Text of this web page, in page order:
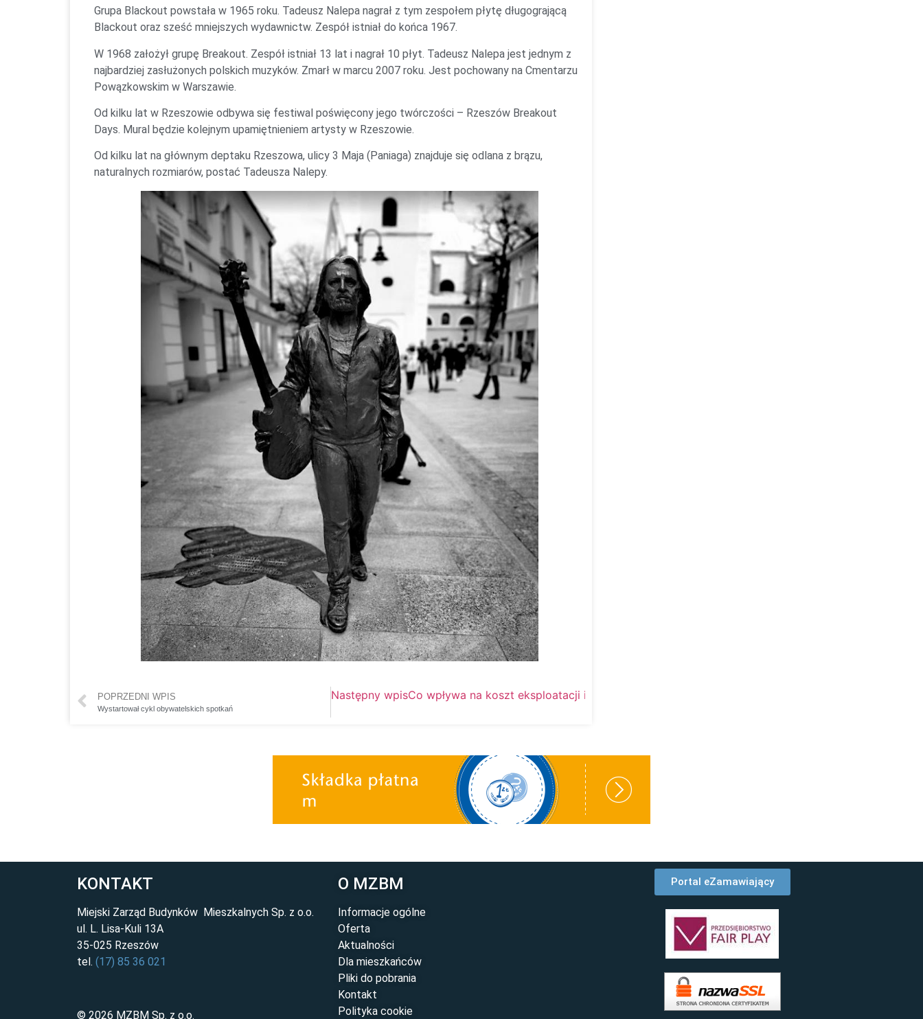
Grupa Blackout powstała w 1965 roku. Tadeusz Nalepa nagrał z tym zespołem płytę długogrającą
Blackout oraz sześć mniejszych wydawnictw. Zespół istniał do końca 1967.
W 1968 założył grupę Breakout. Zespół istniał 13 lat i nagrał 10 płyt. Tadeusz Nalepa jest jednym z
najbardziej zasłużonych polskich muzyków. Zmarł w marcu 2007 roku. Jest pochowany na Cmentarzu
Powązkowskim w Warszawie.
Od kilku lat w Rzeszowie odbywa się festiwal poświęcony jego twórczości – Rzeszów Breakout
Days. Mural będzie kolejnym upamiętnieniem artysty w Rzeszowie.
Od kilku lat na głównym deptaku Rzeszowa, ulicy 3 Maja (Paniaga) znajduje się odlana z brązu,
naturalnych rozmiarów, postać Tadeusza Nalepy.
POPRZEDNI WPIS
Wystartował cykl obywatelskich spotkań
Następny wpisCo wpływa na koszt eksploatacji i utrzymania nieruchomości
KONTAKT
Miejski Zarząd Budynków Mieszkalnych Sp. z o.o.
ul. L. Lisa-Kuli 13A
35-025 Rzeszów
tel. (17) 85 36 021
© 2026 MZBM Sp. z o.o.
O MZBM
Informacje ogólne
Oferta
Aktualności
Dla mieszkańców
Pliki do pobrania
Kontakt
Polityka cookie
Portal eZamawiający